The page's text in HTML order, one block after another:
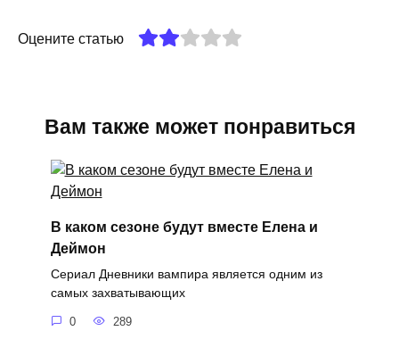
Оцените статью
Вам также может понравиться
В каком сезоне будут вместе Елена и
Деймон
Сериал Дневники вампира является одним из
самых захватывающих
0 289